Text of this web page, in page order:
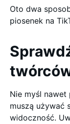
Oto dwa
piosenek na
Nie myśl
muszą używać
widoczność.